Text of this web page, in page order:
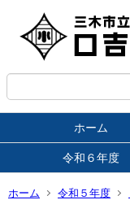
ホーム
令和６年度
ホーム 令和５年度